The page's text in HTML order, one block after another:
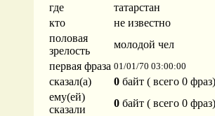
где
татарстан
кто
не известно
половая
зрелость
молодой чел
первая фраза 01/01/70 03:00:00
сказал(а) 0 байт ( всего 0 фраз)
ему(ей)
сказали
0 байт ( всего 0 фраз)